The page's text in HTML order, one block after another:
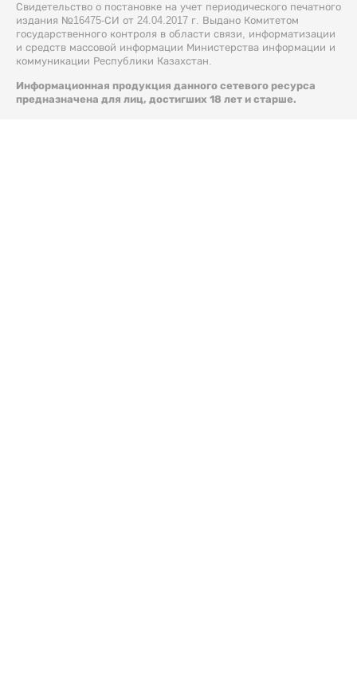
Свидетельство о постановке на учет периодического печатного
издания №16475-СИ от 24.04.2017 г. Выдано Комитетом
государственного контроля в области связи, информатизации
и средств массовой информации Министерства информации и
коммуникации Республики Казахстан.
Информационная продукция данного сетевого ресурса
предназначена для лиц, достигших 18 лет и старше.